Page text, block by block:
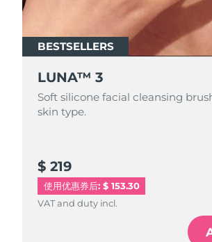
BESTSELLERS
LUNA™ 3
Soft silicone facial cleansing
skin type.
$ 219
使用优惠券后: $ 153.30
VAT and duty incl.
FOREO APP
关于我们
泽西岛 预计送
哈萨克斯坦
科威特
拉脱维亚
立陶宛
卢森堡